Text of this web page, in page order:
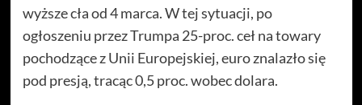
wyższe cła od 4 marca. W tej sytuacji, po
ogłoszeniu przez Trumpa 25-proc. ceł na towary
pochodzące z Unii Europejskiej, euro znalazło się
pod presją, tracąc 0,5 proc. wobec dolara.